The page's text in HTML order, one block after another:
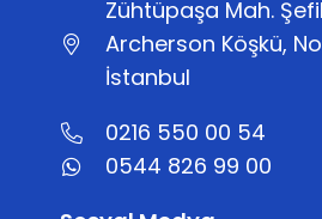
Zühtüpaşa Mah.
Archerson Köşkü,
İstanbul
0216 550 00 54
0544 826 99 00